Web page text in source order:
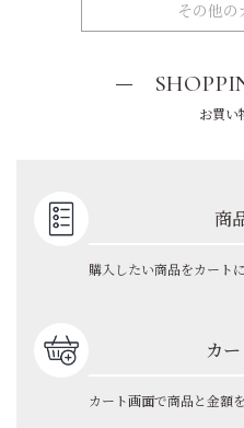
その他の
お買い
商
購入したい商品をカートに
カ
カート画面で商品と金額